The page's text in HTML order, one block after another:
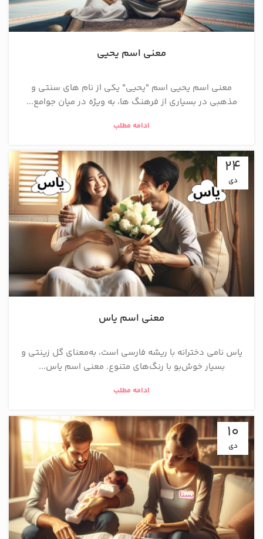
معنی اسم یحیی
معنی اسم یحیی اسم "یحیی" یکی از نام‌ های سنتی و
مذهبی در بسیاری از فرهنگ ‌ها، به ویژه در میان جوامع...
ادامه مطلب
24
دی
معنی اسم یاس
یاس نامی دخترانه با ریشه فارسی است، به‌معنای گل زینتی و
بسیار خوش‌بو با رنگ‌های متنوع. معنی اسم یاس...
ادامه مطلب
10
دی